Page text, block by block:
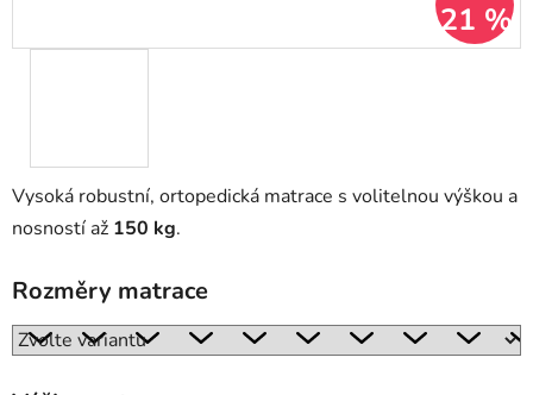
Vysoká robustní, ortopedická matrace s volitelnou výškou a
nosností až 150 kg.
Rozměry matrace
21 %